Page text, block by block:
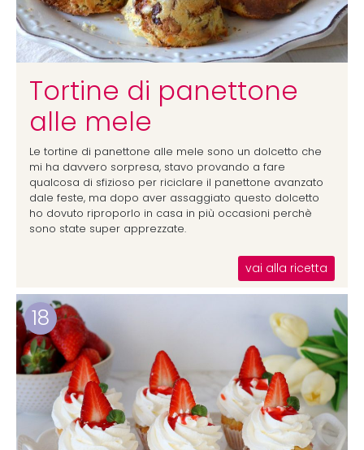
Tortine di panettone
alle mele
Le tortine di panettone alle mele sono un dolcetto che
mi ha davvero sorpresa, stavo provando a fare
qualcosa di sfizioso per riciclare il panettone avanzato
dale feste, ma dopo aver assaggiato questo dolcetto
ho dovuto riproporlo in casa in più occasioni perchè
sono state super apprezzate.
vai alla ricetta
18